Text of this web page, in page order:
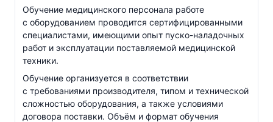
Обучение медицинского персонала работе
с оборудованием проводится сертифицированными
специалистами, имеющими опыт пуско-наладочных
работ и эксплуатации поставляемой медицинской
техники.
Обучение организуется в соответствии
с требованиями производителя, типом и технической
сложностью оборудования, а также условиями
договора поставки. Объём и формат обучения